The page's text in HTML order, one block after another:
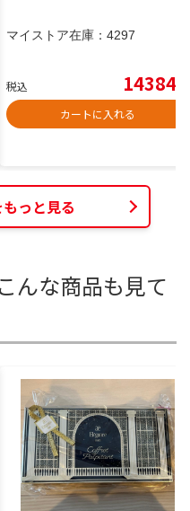
マイストア在庫： 4297
税込 14384
カートに入れる
っと見る
んな商品も見て